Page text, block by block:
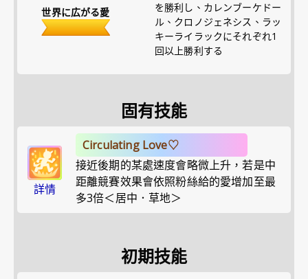
世界に広がる愛
を勝利し、カレンブーケドー
ル、クロノジェネシス、ラッ
キーライラックにそれぞれ1
回以上勝利する
固有技能
詳情
Circulating Love♡
接近後期的某處速度會略微上升，若是中
距離競賽效果會依照粉絲給的愛增加至最
多3倍＜居中．草地＞
初期技能